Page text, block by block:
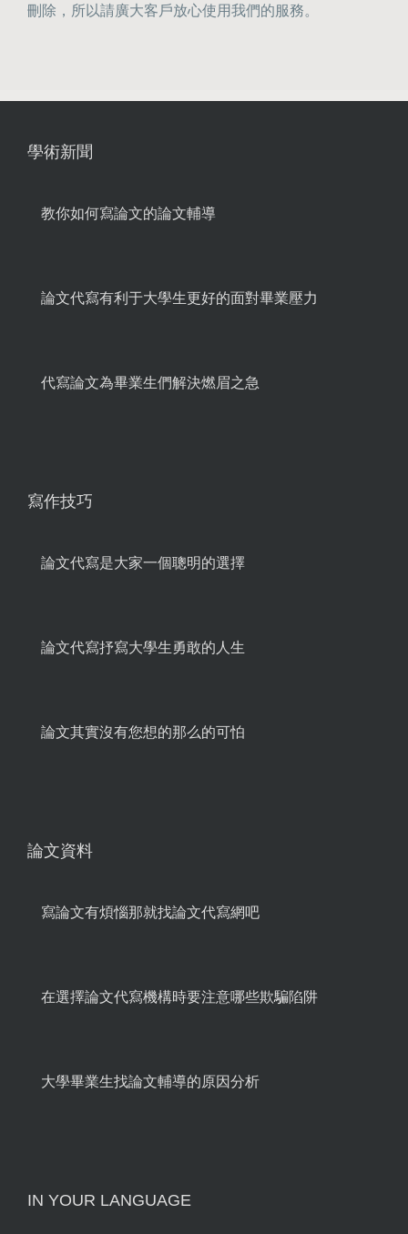
刪除，所以請廣大客戶放心使用我們的服務。
學術新聞
教你如何寫論文的論文輔導
論文代寫有利于大學生更好的面對畢業壓力
代寫論文為畢業生們解決燃眉之急
寫作技巧
論文代寫是大家一個聰明的選擇
論文代寫抒寫大學生勇敢的人生
論文其實沒有您想的那么的可怕
論文資料
寫論文有煩惱那就找論文代寫網吧
在選擇論文代寫機構時要注意哪些欺騙陷阱
大學畢業生找論文輔導的原因分析
IN YOUR LANGUAGE